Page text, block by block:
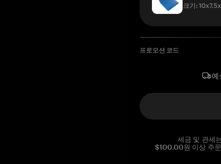
크기:
프로모션 코드
예
세금 및 관세
$100.00원 이상 주